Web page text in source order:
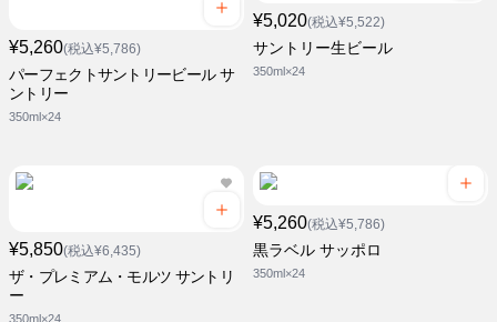
¥5,260(税込¥5,786)
パーフェクトサントリービール サ
ントリー
350ml×24
¥5,020(税込¥5,522)
サントリー生ビール
350ml×24
¥5,850(税込¥6,435)
ザ・プレミアム・モルツ サントリ
ー
350ml×24
¥5,260(税込¥5,786)
黒ラベル サッポロ
350ml×24